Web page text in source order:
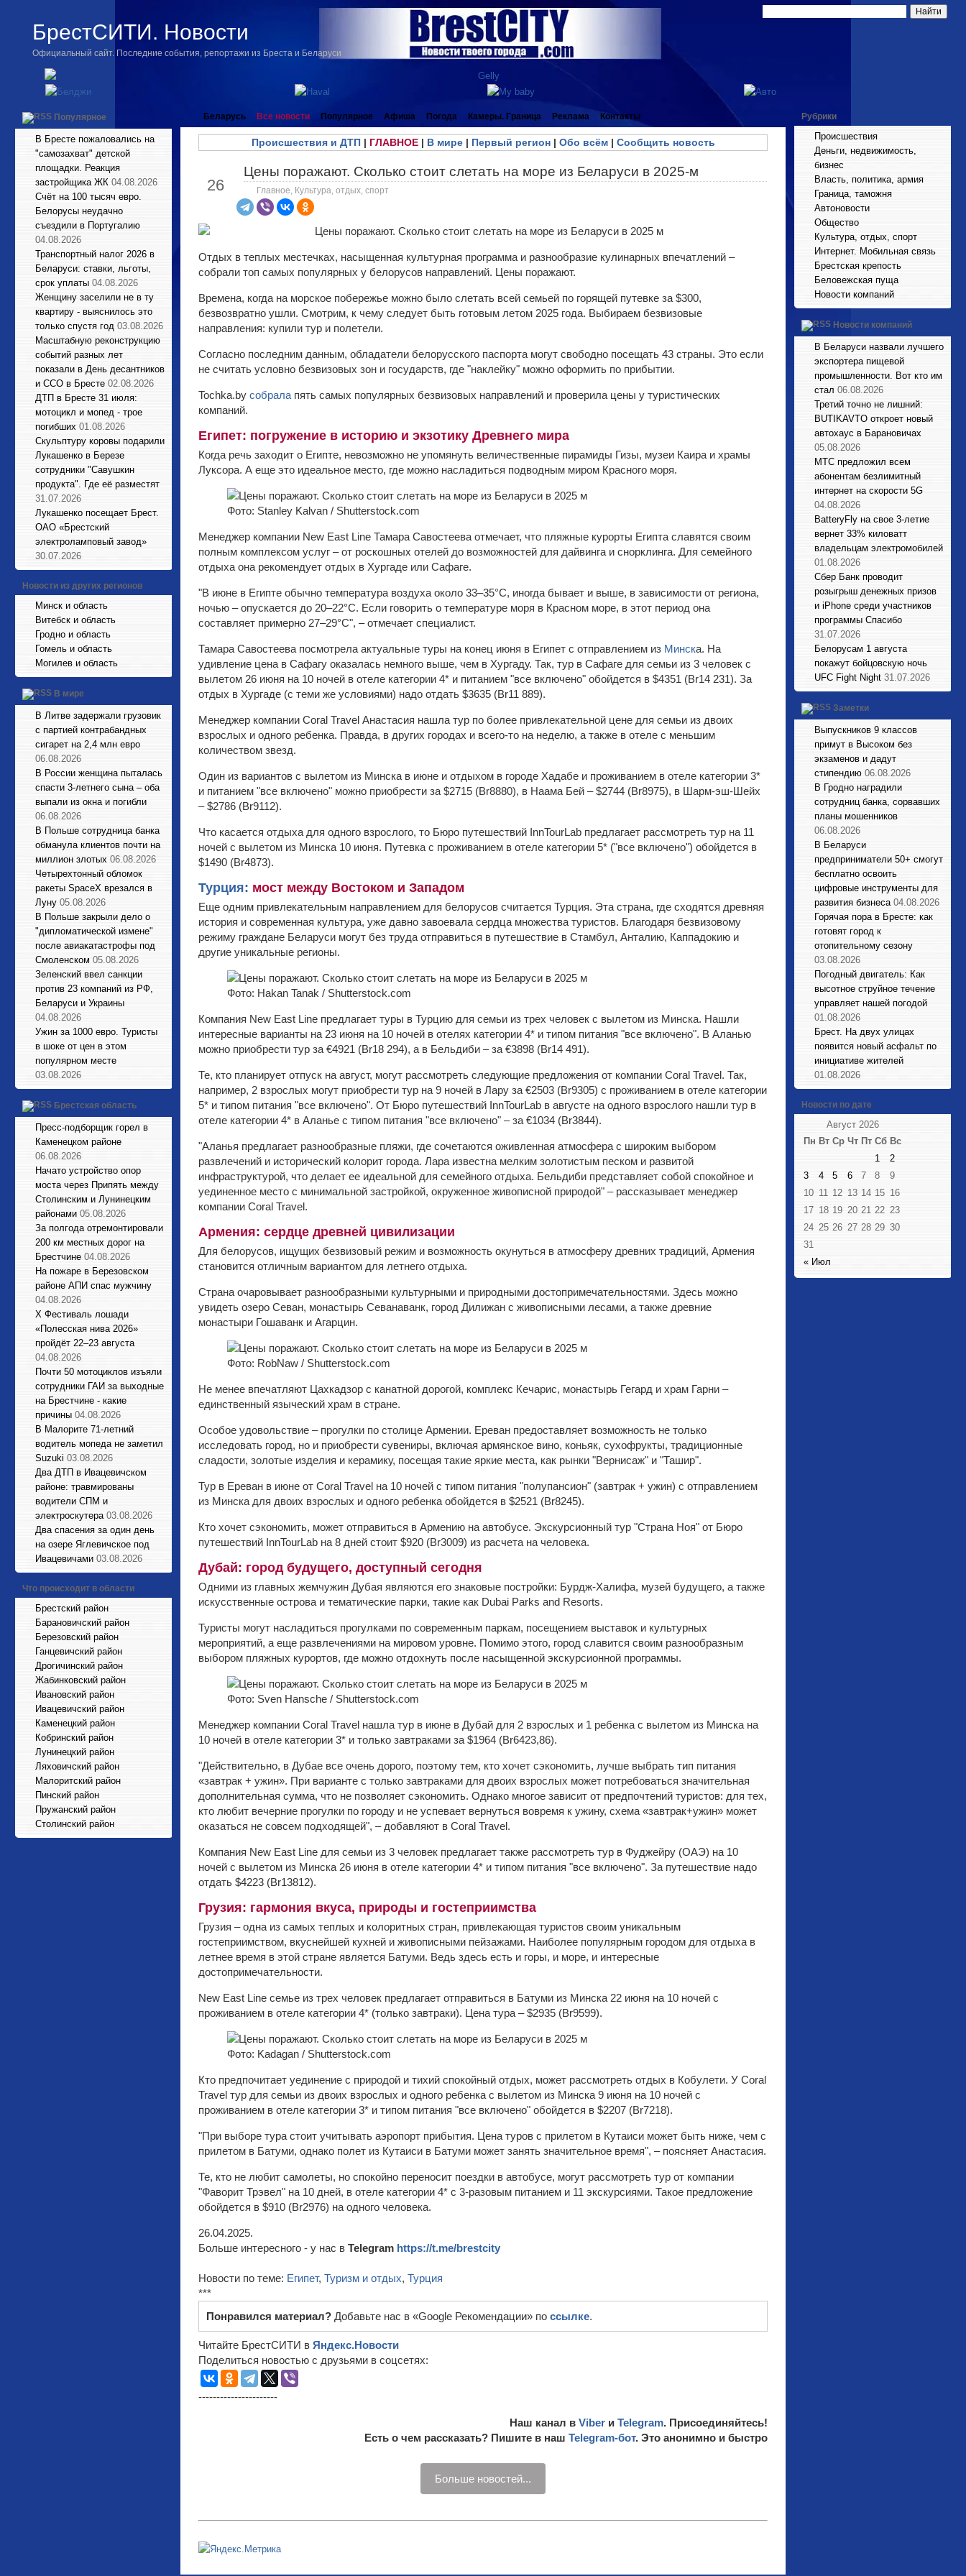
БрестСИТИ. Новости
Официальный сайт. Последние события, репортажи из Бреста и Беларуси
Популярное
В Бресте пожаловались на
"самозахват" детской
площадки. Реакция
застройщика ЖК 04.08.2026
Счёт на 100 тысяч евро.
Белорусы неудачно
съездили в Португалию
04.08.2026
Транспортный налог 2026 в
Беларуси: ставки, льготы,
срок уплаты 04.08.2026
Женщину заселили не в ту
квартиру - выяснилось это
только спустя год 03.08.2026
Масштабную реконструкцию
событий разных лет
показали в День десантников
и ССО в Бресте 02.08.2026
ДТП в Бресте 31 июля:
мотоцикл и мопед - трое
погибших 01.08.2026
Cкульптуру коровы подарили
Лукашенко в Березе
сотрудники "Савушкин
продукта". Где её разместят
31.07.2026
Лукашенко посещает Брест.
ОАО «Брестский
электроламповый завод»
30.07.2026
Новости из других регионов
Минск и область
Витебск и область
Гродно и область
Гомель и область
Могилев и область
В мире
В Литве задержали грузовик
с партией контрабандных
сигарет на 2,4 млн евро
06.08.2026
В России женщина пыталась
спасти 3-летнего сына – оба
выпали из окна и погибли
06.08.2026
В Польше сотрудница банка
обманула клиентов почти на
миллион злотых 06.08.2026
Четырехтонный обломок
ракеты SpaceX врезался в
Луну 05.08.2026
В Польше закрыли дело о
"дипломатической измене"
после авиакатастрофы под
Смоленском 05.08.2026
Зеленский ввел санкции
против 23 компаний из РФ,
Беларуси и Украины
04.08.2026
Ужин за 1000 евро. Туристы
в шоке от цен в этом
популярном месте
03.08.2026
Брестская область
Пресс-подборщик горел в
Каменецком районе
06.08.2026
Начато устройство опор
моста через Припять между
Столинским и Лунинецким
районами 05.08.2026
За полгода отремонтировали
200 км местных дорог на
Брестчине 04.08.2026
На пожаре в Березовском
районе АПИ спас мужчину
04.08.2026
X Фестиваль лошади
«Полесская нива 2026»
пройдёт 22–23 августа
04.08.2026
Почти 50 мотоциклов изъяли
сотрудники ГАИ за выходные
на Брестчине - какие
причины 04.08.2026
В Малорите 71-летний
водитель мопеда не заметил
Suzuki 03.08.2026
Два ДТП в Ивацевичском
районе: травмированы
водители СПМ и
электроскутера 03.08.2026
Два спасения за один день
на озере Яглевичское под
Ивацевичами 03.08.2026
Что происходит в области
Брестский район
Барановичский район
Березовский район
Ганцевичский район
Дрогичинский район
Жабинковский район
Ивановский район
Ивацевичский район
Каменецкий район
Кобринский район
Лунинецкий район
Ляховичский район
Малоритский район
Пинский район
Пружанский район
Столинский район
Беларусь Все новости Популярное Афиша Погода Камеры. Граница Реклама Контакты
Происшествия и ДТП| ГЛАВНОЕ| В мире| Первый регион| Обо всём| Сообщить новость
26
Цены поражают. Сколько стоит слетать на море из Беларуси в 2025-м
Главное Культура, отдых, спорт
Отдых в теплых местечках, насыщенная культурная программа и разнообразие кулинарных впечатлений –
собрали топ самых популярных у белорусов направлений. Цены поражают.
Времена, когда на морское побережье можно было слетать всей семьей по горящей путевке за $300,
безвозвратно ушли. Смотрим, к чему следует быть готовым летом 2025 года. Выбираем безвизовые
направления: купили тур и полетели.
Согласно последним данным, обладатели белорусского паспорта могут свободно посещать 43 страны. Это если
не считать условно безвизовых зон и государств, где "наклейку" можно оформить по прибытии.
Tochka.by собрала пять самых популярных безвизовых направлений и проверила цены у туристических
компаний.
Египет: погружение в историю и экзотику Древнего мира
Когда речь заходит о Египте, невозможно не упомянуть величественные пирамиды Гизы, музеи Каира и храмы
Луксора. А еще это идеальное место, где можно насладиться подводным миром Красного моря.
Фото: Stanley Kalvan / Shutterstock.com
Менеджер компании New East Line Тамара Савостеева отмечает, что пляжные курорты Египта славятся своим
полным комплексом услуг – от роскошных отелей до возможностей для дайвинга и снорклинга. Для семейного
отдыха она рекомендует отдых в Хургаде или Сафаге.
"В июне в Египте обычно температура воздуха около 33–35°C, иногда бывает и выше, в зависимости от региона,
ночью – опускается до 20–22°C. Если говорить о температуре моря в Красном море, в этот период она
составляет примерно 27–29°C", – отмечает специалист.
Тамара Савостеева посмотрела актуальные туры на конец июня в Египет с отправлением из Минска. На
удивление цена в Сафагу оказалась немного выше, чем в Хургаду. Так, тур в Сафаге для семьи из 3 человек с
вылетом 26 июня на 10 ночей в отеле категории 4* и питанием "все включено" обойдется в $4351 (Br14 231). За
отдых в Хургаде (с теми же условиями) надо отдать $3635 (Br11 889).
Менеджер компании Coral Travel Анастасия нашла тур по более привлекательной цене для семьи из двоих
взрослых и одного ребенка. Правда, в других городах и всего-то на неделю, а также в отеле с меньшим
количеством звезд.
Один из вариантов с вылетом из Минска в июне и отдыхом в городе Хадабе и проживанием в отеле категории 3*
и питанием "все включено" можно приобрести за $2715 (Br8880), в Наама Бей – $2744 (Br8975), в Шарм-эш-Шейх
– $2786 (Br9112).
Что касается отдыха для одного взрослого, то Бюро путешествий InnTourLab предлагает рассмотреть тур на 11
ночей с вылетом из Минска 10 июня. Путевка с проживанием в отеле категории 5* ("все включено") обойдется в
$1490 (Br4873).
Турция: мост между Востоком и Западом
Еще одним привлекательным направлением для белорусов считается Турция. Эта страна, где сходятся древняя
история и современная культура, уже давно завоевала сердца множества туристов. Благодаря безвизовому
режиму граждане Беларуси могут без труда отправиться в путешествие в Стамбул, Анталию, Каппадокию и
другие уникальные регионы.
Фото: Hakan Tanak / Shutterstock.com
Компания New East Line предлагает туры в Турцию для семьи из трех человек с вылетом из Минска. Нашли
интересные варианты на 23 июня на 10 ночей в отелях категории 4* и типом питания "все включено". В Аланью
можно приобрести тур за €4921 (Br18 294), а в Бельдиби – за €3898 (Br14 491).
Те, кто планирует отпуск на август, могут рассмотреть следующие предложения от компании Coral Travel. Так,
например, 2 взрослых могут приобрести тур на 9 ночей в Лару за €2503 (Br9305) с проживанием в отеле категории
5* и типом питания "все включено". От Бюро путешествий InnTourLab в августе на одного взрослого нашли тур в
отеле категории 4* в Аланье с типом питания "все включено" – за €1034 (Br3844).
"Аланья предлагает разнообразные пляжи, где сочетаются оживленная атмосфера с широким выбором
развлечений и исторический колорит города. Лара известна мелким золотистым песком и развитой
инфраструктурой, что делает ее идеальной для семейного отдыха. Бельдиби представляет собой спокойное и
уединенное место с минимальной застройкой, окруженное живописной природой" – рассказывает менеджер
компании Coral Travel.
Армения: сердце древней цивилизации
Для белорусов, ищущих безвизовый режим и возможность окунуться в атмосферу древних традиций, Армения
становится отличным вариантом для летнего отдыха.
Страна очаровывает разнообразными культурными и природными достопримечательностями. Здесь можно
увидеть озеро Севан, монастырь Севанаванк, город Дилижан с живописными лесами, а также древние
монастыри Гошаванк и Агарцин.
Фото: RobNaw / Shutterstock.com
Не менее впечатляют Цахкадзор с канатной дорогой, комплекс Кечарис, монастырь Гегард и храм Гарни –
единственный языческий храм в стране.
Особое удовольствие – прогулки по столице Армении. Ереван предоставляет возможность не только
исследовать город, но и приобрести сувениры, включая армянское вино, коньяк, сухофрукты, традиционные
сладости, золотые изделия и керамику, посещая такие яркие места, как рынки "Вернисаж" и "Ташир".
Тур в Ереван в июне от Coral Travel на 10 ночей с типом питания "полупансион" (завтрак + ужин) с отправлением
из Минска для двоих взрослых и одного ребенка обойдется в $2521 (Br8245).
Кто хочет сэкономить, может отправиться в Армению на автобусе. Экскурсионный тур "Страна Ноя" от Бюро
путешествий InnTourLab на 8 дней стоит $920 (Br3009) из расчета на человека.
Дубай: город будущего, доступный сегодня
Одними из главных жемчужин Дубая являются его знаковые постройки: Бурдж-Халифа, музей будущего, а также
искусственные острова и тематические парки, такие как Dubai Parks and Resorts.
Туристы могут насладиться прогулками по современным паркам, посещением выставок и культурных
мероприятий, а еще развлечениями на мировом уровне. Помимо этого, город славится своим разнообразным
выбором пляжных курортов, где можно отдохнуть после насыщенной экскурсионной программы.
Фото: Sven Hansche / Shutterstock.com
Менеджер компании Coral Travel нашла тур в июне в Дубай для 2 взрослых и 1 ребенка с вылетом из Минска на
10 ночей в отеле категории 3* и только завтраками за $1964 (Br6423,86).
"Действительно, в Дубае все очень дорого, поэтому тем, кто хочет сэкономить, лучше выбрать тип питания
«завтрак + ужин». При варианте с только завтраками для двоих взрослых может потребоваться значительная
дополнительная сумма, что не позволяет сэкономить. Однако многое зависит от предпочтений туристов: для тех,
кто любит вечерние прогулки по городу и не успевает вернуться вовремя к ужину, схема «завтрак+ужин» может
оказаться не совсем подходящей", – добавляют в Coral Travel.
Компания New East Line для семьи из 3 человек предлагает также рассмотреть тур в Фуджейру (ОАЭ) на 10
ночей с вылетом из Минска 26 июня в отеле категории 4* и типом питания "все включено". За путешествие надо
отдать $4223 (Br13812).
Грузия: гармония вкуса, природы и гостеприимства
Грузия – одна из самых теплых и колоритных стран, привлекающая туристов своим уникальным
гостеприимством, вкуснейшей кухней и живописными пейзажами. Наиболее популярным городом для отдыха в
летнее время в этой стране является Батуми. Ведь здесь есть и горы, и море, и интересные
достопримечательности.
New East Line семье из трех человек предлагает отправиться в Батуми из Минска 22 июня на 10 ночей с
проживанием в отеле категории 4* (только завтраки). Цена тура – $2935 (Br9599).
Фото: Kadagan / Shutterstock.com
Кто предпочитает уединение с природой и тихий спокойный отдых, может рассмотреть отдых в Кобулети. У Coral
Travel тур для семьи из двоих взрослых и одного ребенка с вылетом из Минска 9 июня на 10 ночей с
проживанием в отеле категории 3* и типом питания "все включено" обойдется в $2207 (Br7218).
"При выборе тура стоит учитывать аэропорт прибытия. Цена туров с прилетом в Кутаиси может быть ниже, чем с
прилетом в Батуми, однако полет из Кутаиси в Батуми может занять значительное время", – поясняет Анастасия.
Те, кто не любит самолеты, но спокойно переносит поездки в автобусе, могут рассмотреть тур от компании
"Фаворит Трэвел" на 10 дней, в отеле категории 4* с 3-разовым питанием и 11 экскурсиями. Такое предложение
обойдется в $910 (Br2976) на одного человека.
26.04.2025.
Больше интересного - у нас в Telegram https://t.me/brestcity
Новости по теме: Египет, Туризм и отдых, Турция
***
Понравился материал? Добавьте нас в «Google Рекомендации» по ссылке.
Читайте БрестСИТИ в Яндекс.Новости
Поделиться новостью с друзьями в соцсетях:
----------------------
Наш канал в Viber и Telegram. Присоединяйтесь!
Есть о чем рассказать? Пишите в наш Telegram-бот. Это анонимно и быстро
Больше новостей...
Рубрики
Происшествия
Деньги, недвижимость,
бизнес
Власть, политика, армия
Граница, таможня
Автоновости
Общество
Культура, отдых, спорт
Интернет. Мобильная связь
Брестская крепость
Беловежская пуща
Новости компаний
Новости компаний
В Беларуси назвали лучшего
экспортера пищевой
промышленности. Вот кто им
стал 06.08.2026
Третий точно не лишний:
BUTIKAVTO откроет новый
автохаус в Барановичах
05.08.2026
МТС предложил всем
абонентам безлимитный
интернет на скорости 5G
04.08.2026
BatteryFly на свое 3-летие
вернет 33% киловатт
владельцам электромобилей
01.08.2026
Сбер Банк проводит
розыгрыш денежных призов
и iPhone среди участников
программы Спасибо
31.07.2026
Белорусам 1 августа
покажут бойцовскую ночь
UFC Fight Night 31.07.2026
Заметки
Выпускников 9 классов
примут в Высоком без
экзаменов и дадут
стипендию 06.08.2026
В Гродно наградили
сотрудниц банка, сорвавших
планы мошенников
06.08.2026
В Беларуси
предприниматели 50+ смогут
бесплатно освоить
цифровые инструменты для
развития бизнеса 04.08.2026
Горячая пора в Бресте: как
готовят город к
отопительному сезону
03.08.2026
Погодный двигатель: Как
высотное струйное течение
управляет нашей погодой
01.08.2026
Брест. На двух улицах
появится новый асфальт по
инициативе жителей
01.08.2026
Новости по дате
Август 2026
Пн Вт Ср Чт Пт Сб Вс
« Июл
1
2
3
4 5 6 7 8
9
10 11 12 13 14 15 16
17 18 19 20 21 22 23
24 25 26 27 28 29 30
31